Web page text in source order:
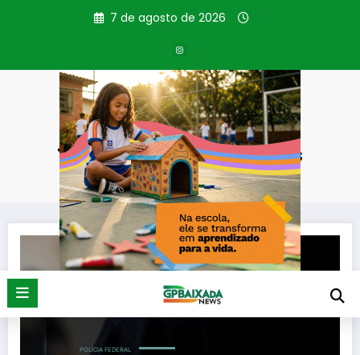
7 de agosto de 2026
Tag: Operação Multiplus
Página inicial Operação Multiplus
POLÍCIA FEDERAL